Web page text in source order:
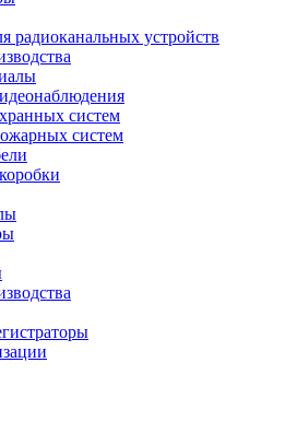
радиоканальных устройств
систем
систем